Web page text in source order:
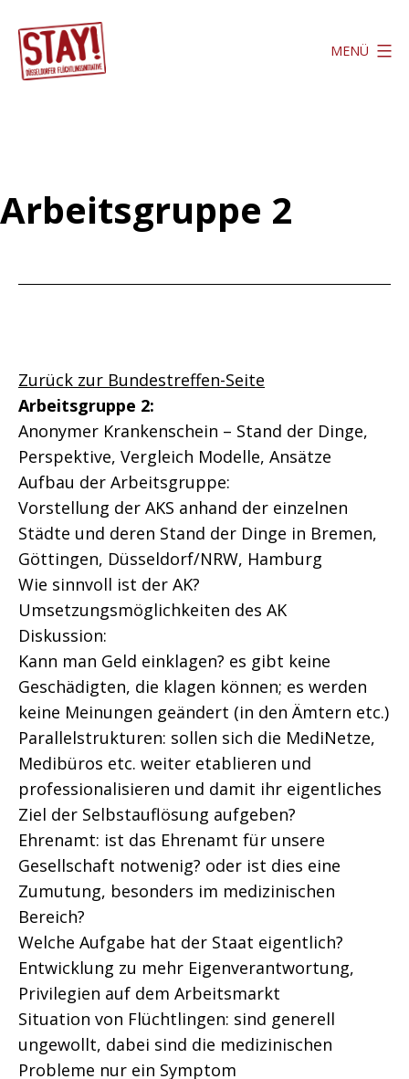
Inhalt
springen
MENÜ
Arbeitsgruppe 2
Zurück zur Bundestreffen-Seite
Arbeitsgruppe 2:
Anonymer Krankenschein – Stand der Dinge,
Perspektive, Vergleich Modelle, Ansätze
Aufbau der Arbeitsgruppe:
Vorstellung der AKS anhand der einzelnen
Städte und deren Stand der Dinge in Bremen,
Göttingen, Düsseldorf/NRW, Hamburg
Wie sinnvoll ist der AK?
Umsetzungsmöglichkeiten des AK
Diskussion:
Kann man Geld einklagen? es gibt keine
Geschädigten, die klagen können; es werden
keine Meinungen geändert (in den Ämtern etc.)
Parallelstrukturen: sollen sich die MediNetze,
Medibüros etc. weiter etablieren und
professionalisieren und damit ihr eigentliches
Ziel der Selbstauflösung aufgeben?
Ehrenamt: ist das Ehrenamt für unsere
Gesellschaft notwenig? oder ist dies eine
Zumutung, besonders im medizinischen
Bereich?
Welche Aufgabe hat der Staat eigentlich?
Entwicklung zu mehr Eigenverantwortung,
Privilegien auf dem Arbeitsmarkt
Situation von Flüchtlingen: sind generell
ungewollt, dabei sind die medizinischen
Probleme nur ein Symptom